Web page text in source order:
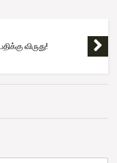
விருது!